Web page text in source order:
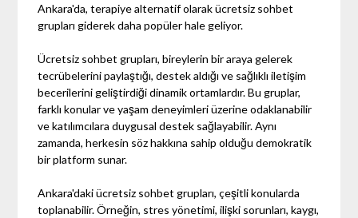
Ankara'da, terapiye alternatif olarak ücretsiz sohbet
grupları giderek daha popüler hale geliyor.
Ücretsiz sohbet grupları, bireylerin bir araya gelerek
tecrübelerini paylaştığı, destek aldığı ve sağlıklı iletişim
becerilerini geliştirdiği dinamik ortamlardır. Bu gruplar,
farklı konular ve yaşam deneyimleri üzerine odaklanabilir
ve katılımcılara duygusal destek sağlayabilir. Aynı
zamanda, herkesin söz hakkına sahip olduğu demokratik
bir platform sunar.
Ankara'daki ücretsiz sohbet grupları, çeşitli konularda
toplanabilir. Örneğin, stres yönetimi, ilişki sorunları, kaygı,